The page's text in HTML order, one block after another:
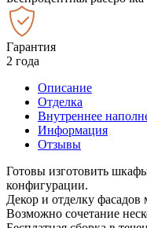
Гарантия
2 года
Описание
Отделка
Внутреннее
Информация
Отзывы
Готовы изготовить
конфигурации.
Декор и отделку
Возможно сочетание